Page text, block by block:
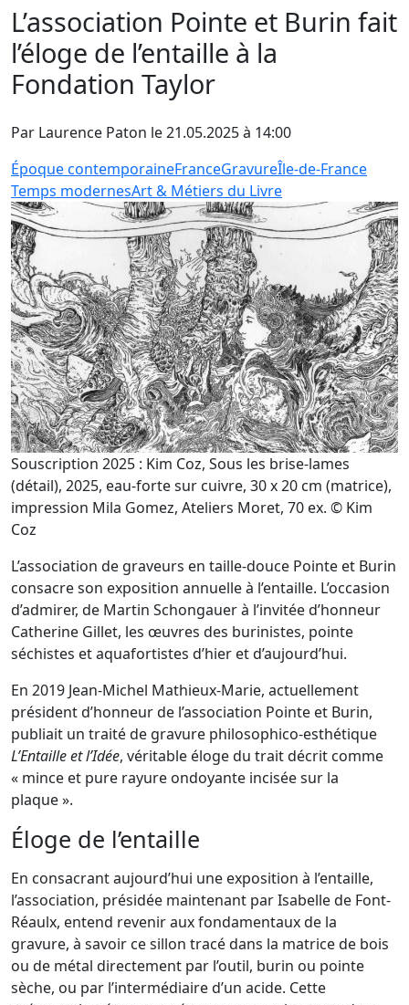
L’association Pointe et Burin fait
l’éloge de l’entaille à la
Fondation Taylor
Par Laurence Paton le 21.05.2025 à 14:00
Époque contemporaineFranceGravureÎle‑de‑France
Temps modernesArt & Métiers du Livre
Souscription 2025 : Kim Coz, Sous les brise-lames
(détail), 2025, eau-forte sur cuivre, 30 x 20 cm (matrice),
impression Mila Gomez, Ateliers Moret, 70 ex. © Kim
Coz
L’association de graveurs en taille-douce Pointe et Burin
consacre son exposition annuelle à l’entaille. L’occasion
d’admirer, de Martin Schongauer à l’invitée d’honneur
Catherine Gillet, les œuvres des burinistes, pointe
séchistes et aquafortistes d’hier et d’aujourd’hui.
En 2019 Jean-Michel Mathieux-Marie, actuellement
président d’honneur de l’association Pointe et Burin,
publiait un traité de gravure philosophico-esthétique
L’Entaille et l’Idée, véritable éloge du trait décrit comme
« mince et pure rayure ondoyante incisée sur la
plaque ».
Éloge de l’entaille
En consacrant aujourd’hui une exposition à l’entaille,
l’association, présidée maintenant par Isabelle de Font-
Réaulx, entend revenir aux fondamentaux de la
gravure, à savoir ce sillon tracé dans la matrice de bois
ou de métal directement par l’outil, burin ou pointe
sèche, ou par l’intermédiaire d’un acide. Cette